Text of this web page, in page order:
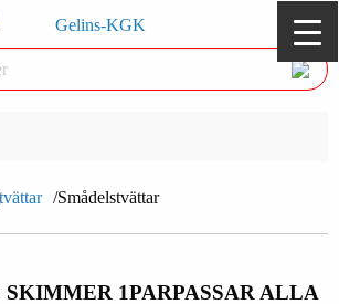
Smådelstvättar
SKIMMER 1PARPASSAR ALLA